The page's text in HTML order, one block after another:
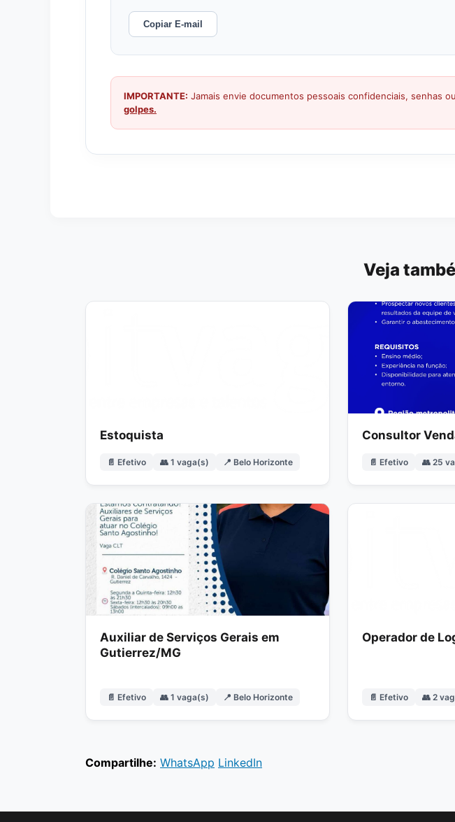
Copiar E-mail
IMPORTANTE: Jamais envie documentos pessoais confidenciais, senhas
golpes.
Veja
Estoquista
📄 Efetivo 👥 1 vaga(s) 📍 Belo Horizonte
Consultor
📄 Efetivo 👥 25
Auxiliar de Serviços Gerais em
Gutierrez/MG
📄 Efetivo 👥 1 vaga(s) 📍 Belo Horizonte
Operador de
📄 Efetivo 👥 2
Compartilhe: WhatsApp LinkedIn